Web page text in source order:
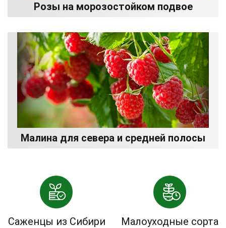
Розы на морозостойком подвое
Малина для севера и средней полосы
Саженцы из Сибири Малоуходные сорта